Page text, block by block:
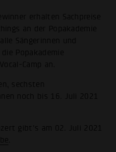
erhalten Sachpreise
an der Popakademie
Sängerinnen und
Popakademie
Camp an.
sechsten
noch bis 16. Juli 2021
gibt's am 02. Juli 2021